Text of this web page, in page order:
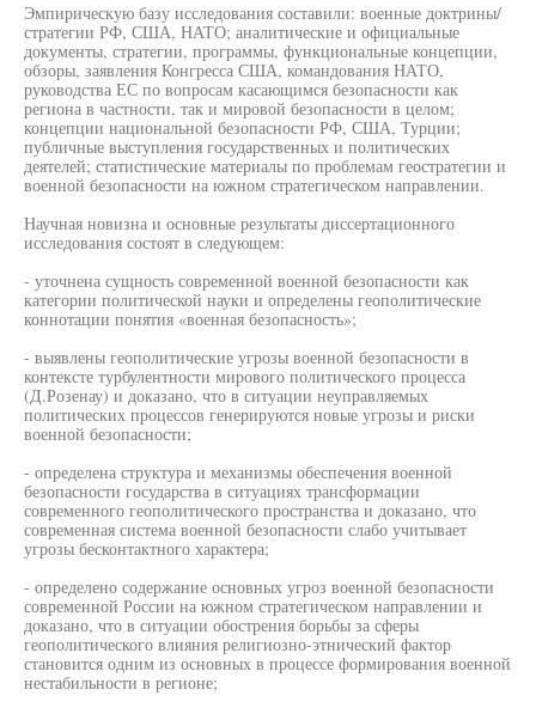
Эмпирическую базу исследования составили: военные доктрины/
стратегии РФ, США, НАТО; аналитические и официальные
документы, стратегии, программы, функциональные концепции,
обзоры, заявления Конгресса США, командования НАТО,
руководства ЕС по вопросам касающимся безопасности как
региона в частности, так и мировой безопасности в целом;
концепции национальной безопасности РФ, США, Турции;
публичные выступления государственных и политических
деятелей; статистические материалы по проблемам геостратегии и
военной безопасности на южном стратегическом направлении.
Научная новизна и основные результаты диссертационного
исследования состоят в следующем:
- уточнена сущность современной военной безопасности как
категории политической науки и определены геополитические
коннотации понятия «военная безопасность»;
- выявлены геополитические угрозы военной безопасности в
контексте турбулентности мирового политического процесса
(Д.Розенау) и доказано, что в ситуации неуправляемых
политических процессов генерируются новые угрозы и риски
военной безопасности;
- определена структура и механизмы обеспечения военной
безопасности государства в ситуациях трансформации
современного геополитического пространства и доказано, что
современная система военной безопасности слабо учитывает
угрозы бесконтактного характера;
- определено содержание основных угроз военной безопасности
современной России на южном стратегическом направлении и
доказано, что в ситуации обострения борьбы за сферы
геополитического влияния религиозно-этнический фактор
становится одним из основных в процессе формирования военной
нестабильности в регионе;